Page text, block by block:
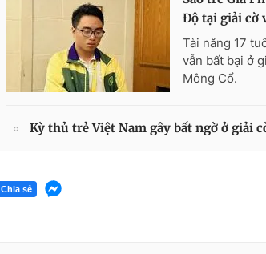
Độ tại giải cờ
Tài năng 17
vẫn bất bại ở
Mông Cổ.
Kỳ thủ trẻ Việt Nam gây bất ngờ ở giải
Chia sẻ